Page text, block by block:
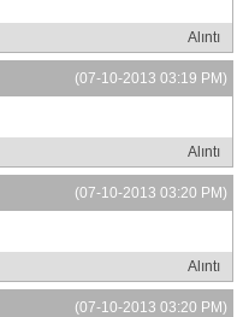
Alıntı
(07-10-2013 03:19 PM)
Alıntı
(07-10-2013 03:20 PM)
Alıntı
(07-10-2013 03:20 PM)